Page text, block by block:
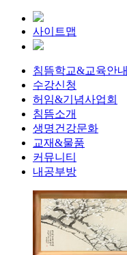
사이트맵
침뜸학교&교육안내
수강신청
허임&기념사업회
침뜸소개
생명건강문화
교재&물품
커뮤니티
내공부방